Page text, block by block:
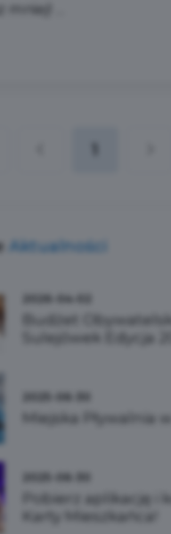
mniej! ...
Aktualności
2026-04-02
Budżet
Sulejówek Edycja
2025-06-30
Miejska Pływalnia
2025-06-30
Pobierz aplikację i
Karty Mieszkańca!